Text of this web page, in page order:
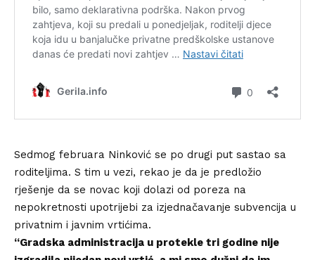
Sedmog februara Ninković se po drugi put sastao sa
roditeljima. S tim u vezi, rekao je da je predložio
rješenje da se novac koji dolazi od poreza na
nepokretnosti upotrijebi za izjednačavanje subvencija u
privatnim i javnim vrtićima.
“Gradska administracija u protekle tri godine nije